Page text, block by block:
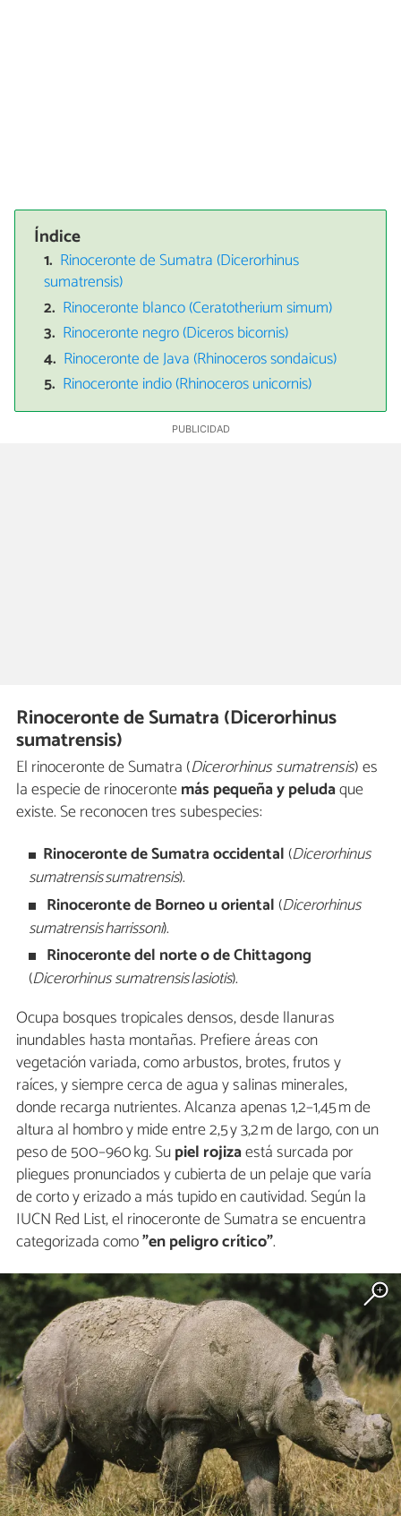
Índice
Rinoceronte de Sumatra (Dicerorhinus
sumatrensis)
Rinoceronte blanco (Ceratotherium simum)
Rinoceronte negro (Diceros bicornis)
Rinoceronte de Java (Rhinoceros sondaicus)
Rinoceronte indio (Rhinoceros unicornis)
Rinoceronte de Sumatra (Dicerorhinus
sumatrensis)
El rinoceronte de Sumatra (Dicerorhinus sumatrensis) es
la especie de rinocerontemás pequeña y peludaque
existe. Se reconocen tres subespecies:
Rinoceronte de Sumatra occidental (Dicerorhinus
sumatrensis sumatrensis).
Rinoceronte de Borneo u oriental (Dicerorhinus
sumatrensis harrissoni).
Rinoceronte del norte o de Chittagong
(Dicerorhinus sumatrensislasiotis).
Ocupa bosques tropicales densos, desde llanuras
inundables hasta montañas. Prefiere áreas con
vegetación variada, como arbustos, brotes, frutos y
raíces, y siempre cerca de agua y salinas minerales,
donde recarga nutrientes. Alcanza apenas 1,2–1,45 m de
altura al hombro y mide entre 2,5 y 3,2 m de largo, con un
peso de 500–960 kg. Supiel rojizaestá surcada por
pliegues pronunciados y cubierta de un pelaje que varía
de corto y erizado a más tupido en cautividad. Según la
IUCN Red List, el rinoceronte de Sumatra se encuentra
categorizada como"en peligro crítico".